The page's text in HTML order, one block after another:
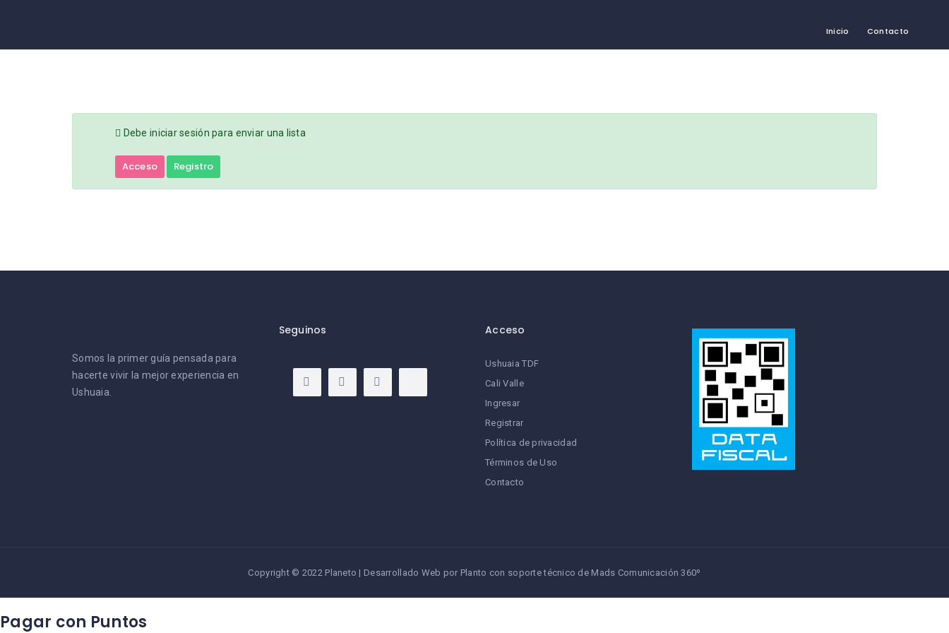
Inicio Contacto
CONTACTO
Debe iniciar sesión para enviar una lista
Acceso Registro
Somos la primer guía pensada para
hacerte vivir la mejor experiencia en
Ushuaia.
Seguinos Acceso
Ushuaia TDF
Cali Valle
Ingresar
Registrar
Política de privacidad
Términos de Uso
Contacto
Copyright © 2022 Planeto | Desarrollado Web por Planto con soporte técnico de Mads Comunicación 360º
Pagar con Puntos